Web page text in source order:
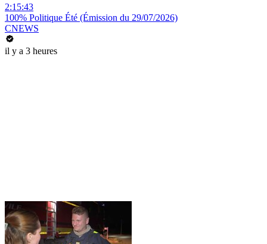
2:15:43
100% Politique Été (Émission du 29/07/2026)
CNEWS
il y a 3 heures